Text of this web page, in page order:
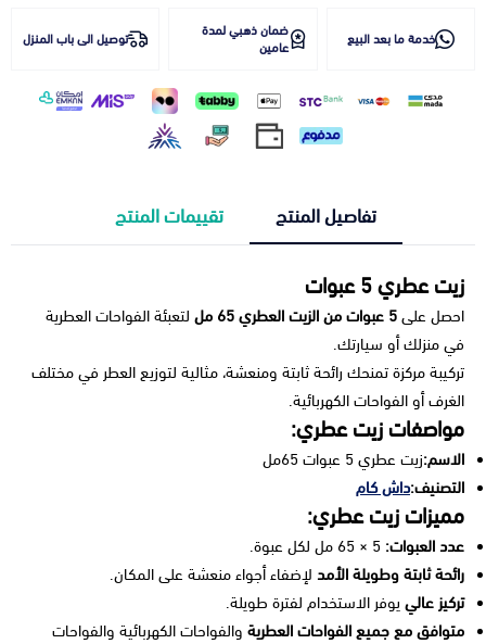
خدمة ما بعد البيع
ضمان ذهبي لمدة
عامين
توصيل الى باب المنزل
تفاصيل المنتج تقييمات المنتج
زيت عطري 5 عبوات
احصل على5 عبوات من الزيت العطري 65 مل
لتعبئة الفواحات العطرية
في منزلك أو سيارتك.
تركيبة مركزة تمنحك رائحة ثابتة ومنعشة، مثالية لتوزيع العطر في مختلف
الغرف أو الفواحات الكهربائية.
مواصفات زيت عطري:
الاسم:زيت عطري 5 عبوات 65مل
التصنيف:داش كام
مميزات زيت عطري:
عدد العبوات:
رائحة ثابتة وطويلة الأمد لإضفاء أجواء منعشة على المكان.
تركيز عالي يوفر الاستخدام لفترة طويلة.
متوافق مع جميع الفواحات العطرية والفواحات الكهربائية والفواحات